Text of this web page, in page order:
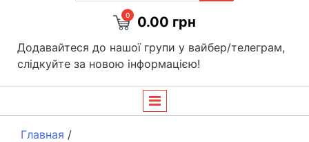
0 0.00 грн
Додавайтеся до нашої групи у вайбер/телеграм,
слідкуйте за новою інформацією!
Главная /